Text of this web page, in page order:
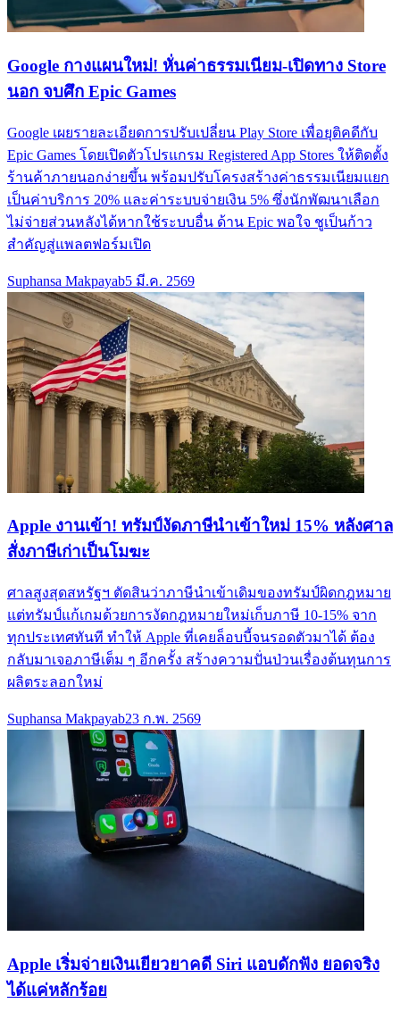
Google กางแผนใหม่! หั่นค่าธรรมเนียม-เปิดทาง Store
นอก จบศึก Epic Games
Google เผยรายละเอียดการปรับเปลี่ยน Play Store เพื่อยุติคดีกับ
Epic Games โดยเปิดตัวโปรแกรม Registered App Stores ให้ติดตั้ง
ร้านค้าภายนอกง่ายขึ้น พร้อมปรับโครงสร้างค่าธรรมเนียมแยก
เป็นค่าบริการ 20% และค่าระบบจ่ายเงิน 5% ซึ่งนักพัฒนาเลือก
ไม่จ่ายส่วนหลังได้หากใช้ระบบอื่น ด้าน Epic พอใจ ชูเป็นก้าว
สำคัญสู่แพลตฟอร์มเปิด
Suphansa Makpayab5 มี.ค. 2569
Apple งานเข้า! ทรัมป์งัดภาษีนำเข้าใหม่ 15% หลังศาล
สั่งภาษีเก่าเป็นโมฆะ
ศาลสูงสุดสหรัฐฯ ตัดสินว่าภาษีนำเข้าเดิมของทรัมป์ผิดกฎหมาย
แต่ทรัมป์แก้เกมด้วยการงัดกฎหมายใหม่เก็บภาษี 10-15% จาก
ทุกประเทศทันที ทำให้ Apple ที่เคยล็อบบี้จนรอดตัวมาได้ ต้อง
กลับมาเจอภาษีเต็ม ๆ อีกครั้ง สร้างความปั่นป่วนเรื่องต้นทุนการ
ผลิตระลอกใหม่
Suphansa Makpayab23 ก.พ. 2569
Apple เริ่มจ่ายเงินเยียวยาคดี Siri แอบดักฟัง ยอดจริง
ได้แค่หลักร้อย